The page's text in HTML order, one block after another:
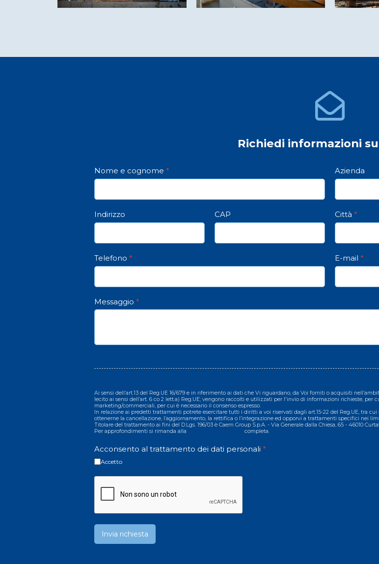
Richiedi informazioni su
Nome e cognome * Azienda
Indirizzo CAP Città *
Telefono * E-mail *
Messaggio *
Ai sensi dell’art.13 del Reg.UE 16/679 e in riferimento ai dati che Vi riguardano, da Voi forniti o acquisiti
lecito ai sensi dell’art. 6 co 2 lett.a) Reg.UE; vengono raccolti e utilizzati per l'invio di informazioni richieste, per
marketing/commerciali, per cui è necessario il consenso espresso.
In relazione ai predetti trattamenti potrete esercitare tutti i diritti a voi riservati dagli art.15-22 del Reg.UE, tra
ottenerne la cancellazione, l’aggiornamento, la rettifica o l’integrazione ed opporvi a trattamenti specifici nei
Titolare del trattamento ai fini del D.Lgs. 196/03 è Caem Group S.p.A. - Via Generale dalla Chiesa, 65 - 46010
Per approfondimenti si rimanda alla
completa.
Acconsento al trattamento dei dati personali *
Accetto
Invia richiesta